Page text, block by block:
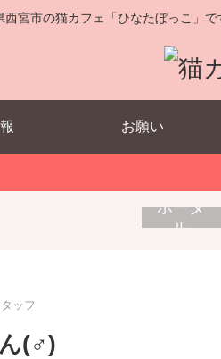
西宮市の猫カフェ「ひなたぼっこ」
お願い
ポータ
ル
ッフ
(♂)